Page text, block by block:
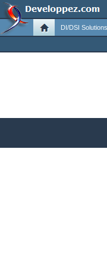
DI/DSI